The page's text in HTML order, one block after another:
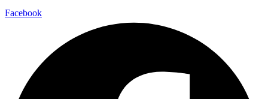
Facebook